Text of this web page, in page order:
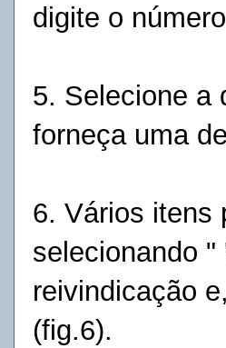
digite o
5. Selecione a
forneça uma
6. Vários itens
selecionando
reivindicação
(fig.6).